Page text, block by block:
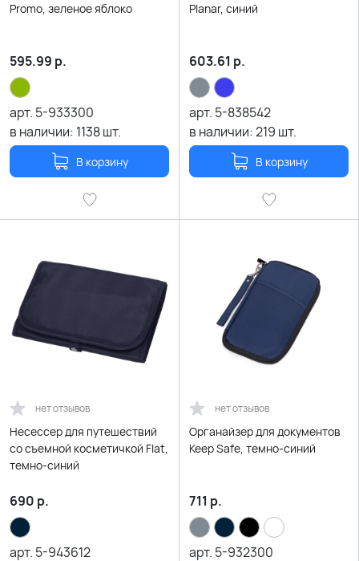
Promo, зеленое яблоко
595.99 р.
арт. 5-933300
в наличии: 1138шт.
В корзину
Planar, синий
603.61 р.
арт. 5-838542
в наличии:219 шт.
В корзину
нет отзывов
Несессер для путешествий
со съемной косметичкой Flat,
темно-синий
690 р.
арт. 5-943612
нет отзывов
Органайзер для документов
Keep Safe, темно-синий
711 р.
арт. 5-932300